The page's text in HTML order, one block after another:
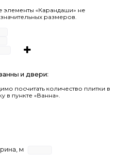
«Карандаши» не
размеров.
и двери:
посчитать количество плитки в
в пункте «Ванна».
м